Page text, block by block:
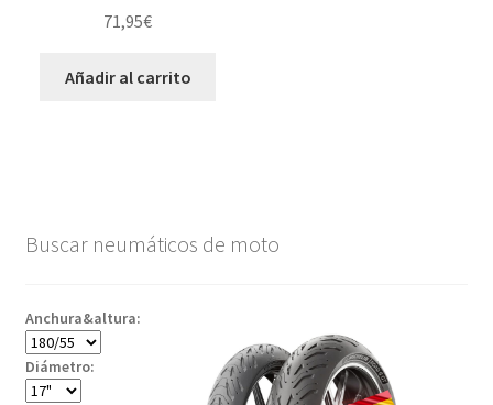
71,95€
Añadir al carrito
Buscar neumáticos de moto
Anchura&altura:
Diámetro: